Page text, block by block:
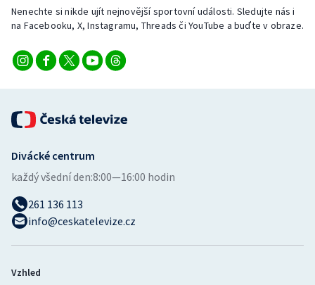
Veslování
Volejbal
Ostatní
Nenechte si nikde ujít nejnovější sportovní události. Sledujte nás i
na Facebooku, X, Instagramu, Threads či YouTube a buďte v obraze.
Divácké centrum
každý všední den:8:00—16:00 hodin
261 136 113
info@ceskatelevize.cz
Vzhled